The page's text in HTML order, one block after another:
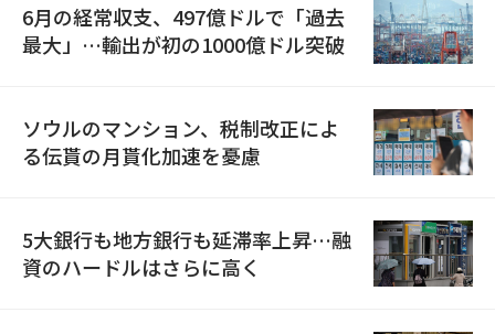
6月の経常収支、497億ドルで「過去
最大」…輸出が初の1000億ドル突破
ソウルのマンション、税制改正によ
る伝貰の月貰化加速を憂慮
5大銀行も地方銀行も延滞率上昇…融
資のハードルはさらに高く